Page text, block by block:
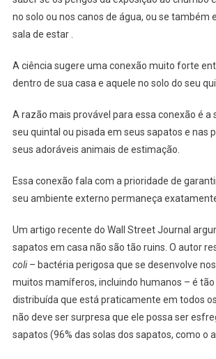
no solo ou nos canos de água, ou se também
sala de estar .
A ciência sugere uma conexão muito forte
dentro de sua casa e aquele no solo do seu
A razão mais provável para essa conexão é a
seu quintal ou pisada em seus sapatos e nas
seus adoráveis animais de estimação.
Essa conexão fala com a prioridade de
seu ambiente externo permaneça
Um artigo recente do Wall Street Journal
sapatos em casa não são tão ruins. O autor
coli– bactéria perigosa que se desenvolve
muitos mamíferos, incluindo humanos – é
distribuída que está praticamente em todos
não deve ser surpresa que ele possa ser
sapatos (96% das solas dos sapatos, como o